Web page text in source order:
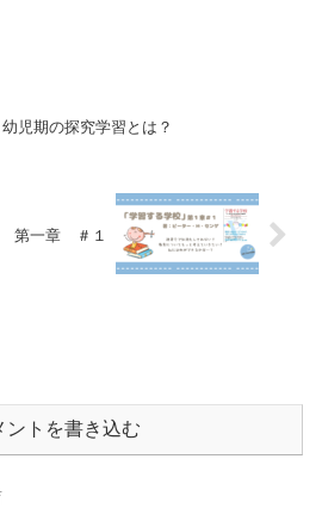
幼児期の探究学習とは？
第一章 ＃１
ントを書き込む